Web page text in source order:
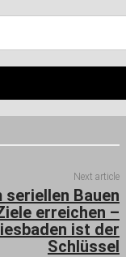
Next article
Bauen
erreichen –
ist der
Schlüssel